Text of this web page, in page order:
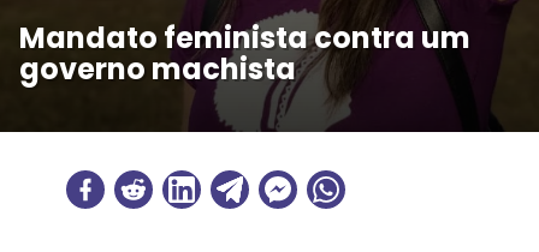
Mandato feminista contra um
governo machista